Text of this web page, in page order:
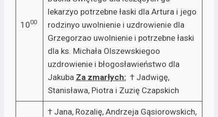
1000
lekarzyo potrzebne łaski dla Artura i jego
rodzinyo uwolnienie i uzdrowienie dla
Grzegorzao uwolnienie i potrzebne łaski
dla ks. Michała Olszewskiegoo
uzdrowienie i błogosławieństwo dla
Jakuba Za zmarłych:† Jadwigę,
Stanisława, Piotra i Zuzię Czapskich
† Jana, Rozalię, Andrzeja Gąsiorowskich,